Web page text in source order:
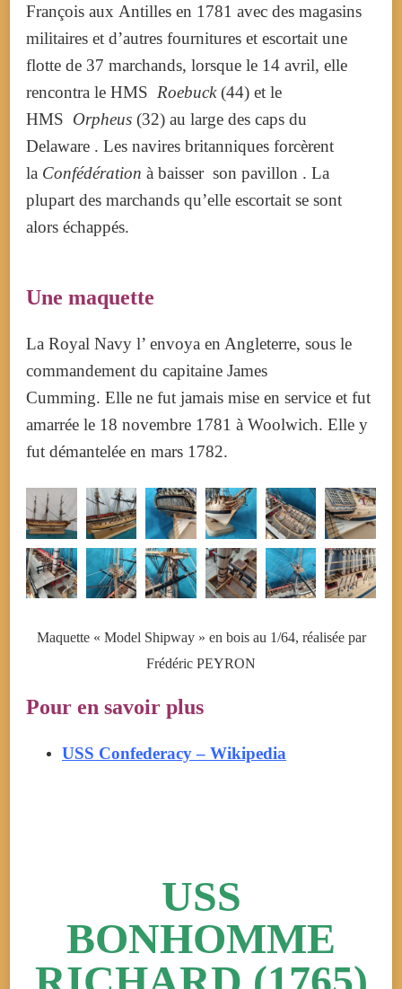
François aux Antilles en 1781 avec des magasins
militaires et d’autres fournitures et escortait une
flotte de 37 marchands, lorsque le 14 avril, elle
rencontra le HMS Roebuck(44) et le
HMS Orpheus (32) au large des caps du
Delaware . Les navires britanniques forcèrent
la Confédération à baisser son pavillon . La
plupart des marchands qu’elle escortait se sont
alors échappés.
Une maquette
La Royal Navy l’ envoya en Angleterre, sous le
commandement du capitaine James
Cumming. Elle ne fut jamais mise en service et fut
amarrée le 18 novembre 1781 à Woolwich. Elle y
fut démantelée en mars 1782.
Maquette « Model Shipway » en bois au 1/64, réalisée par
Frédéric PEYRON
Pour en savoir plus
USS Confederacy – Wikipedia
USS
BONHOMME